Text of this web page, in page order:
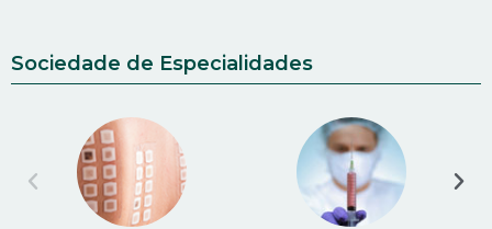
Sociedade de Especialidades